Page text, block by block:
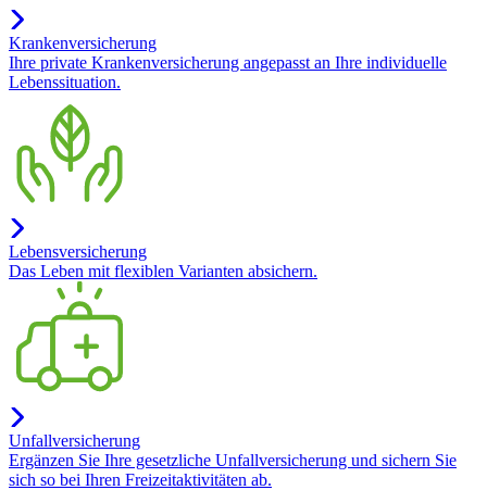
Krankenversicherung
Ihre private Krankenversicherung angepasst an Ihre individuelle
Lebenssituation.
Lebensversicherung
Das Leben mit flexiblen Varianten absichern.
Unfallversicherung
Ergänzen Sie Ihre gesetzliche Unfallversicherung und sichern Sie
sich so bei Ihren Freizeitaktivitäten ab.